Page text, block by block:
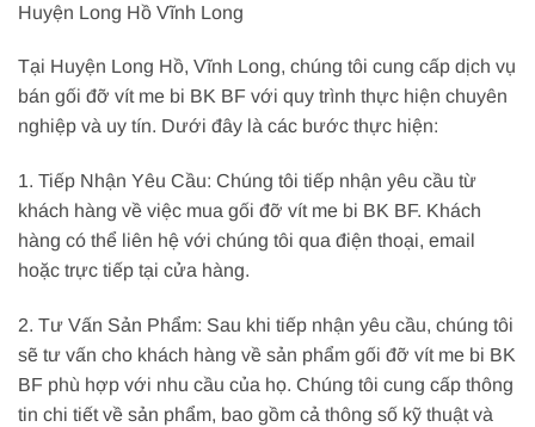
Huyện Long Hồ Vĩnh Long
Tại Huyện Long Hồ, Vĩnh Long, chúng tôi cung cấp dịch vụ
bán gối đỡ vít me bi BK BF với quy trình thực hiện chuyên
nghiệp và uy tín. Dưới đây là các bước thực hiện:
1. Tiếp Nhận Yêu Cầu: Chúng tôi tiếp nhận yêu cầu từ
khách hàng về việc mua gối đỡ vít me bi BK BF. Khách
hàng có thể liên hệ với chúng tôi qua điện thoại, email
hoặc trực tiếp tại cửa hàng.
2. Tư Vấn Sản Phẩm: Sau khi tiếp nhận yêu cầu, chúng tôi
sẽ tư vấn cho khách hàng về sản phẩm gối đỡ vít me bi BK
BF phù hợp với nhu cầu của họ. Chúng tôi cung cấp thông
tin chi tiết về sản phẩm, bao gồm cả thông số kỹ thuật và